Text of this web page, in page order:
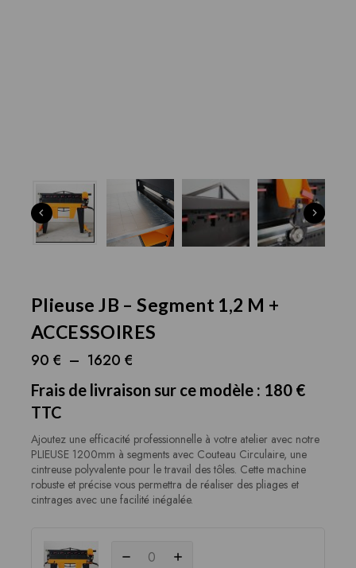
Plieuse JB – Segment 1,2 M +
ACCESSOIRES
90 € – 1620 €
Frais de livraison sur ce modèle : 180 €
TTC
Ajoutez une efficacité professionnelle à votre atelier avec notre
PLIEUSE 1200mm à segments avec Couteau Circulaire, une
cintreuse polyvalente pour le travail des tôles. Cette machine
robuste et précise vous permettra de réaliser des pliages et
cintrages avec une facilité inégalée.